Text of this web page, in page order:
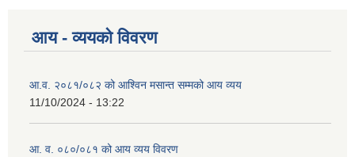
आय - व्ययको विवरण
आ.व. २०८१/०८२ को आश्विन मसान्त सम्मको आय व्यय
11/10/2024 - 13:22
आ. व. ०८०/०८१ को आय व्यय विवरण